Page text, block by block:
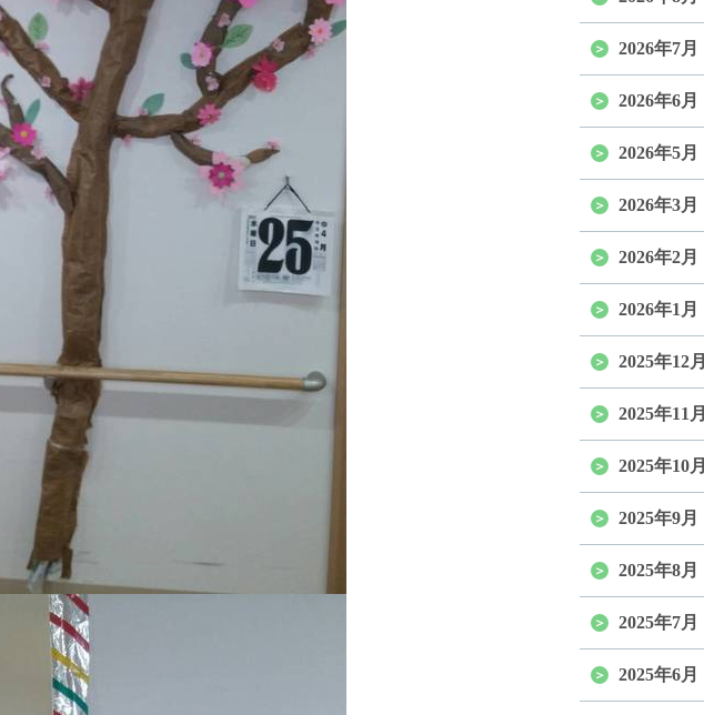
2026年7月
2026年6月
2026年5月
2026年3月
2026年2月
2026年1月
2025年12月
2025年11月
2025年10月
2025年9月
2025年8月
2025年7月
2025年6月